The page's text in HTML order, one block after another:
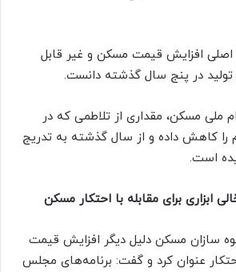
اصلی افزایش قیمت مسکن و غیر قابل
تولید در پنج سال گذشته دانست.
ملی مسکن، مقداری از تلاطمی که در
کاهش داده و از سال گذشته به تدریج
است.
ابزاری برای مقابله با احتکار مسکن
سازان مسکن دلیل دیگر افزایش قیمت
عنوان کرد و گفت: برنامه‌های مجلس